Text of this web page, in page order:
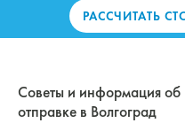
РАССЧИТАТЬ
Советы и информация об
отправке в Волгоград